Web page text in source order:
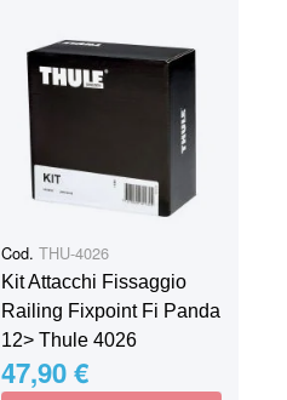
Cod. THU-4026
Kit Attacchi Fissaggio
Railing Fixpoint Fi Panda
12> Thule 4026
47,90 €